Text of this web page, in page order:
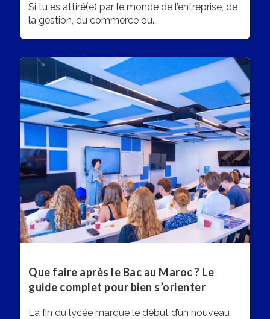
Si tu es attiré(e) par le monde de l’entreprise, de
la gestion, du commerce ou...
Que faire après le Bac au Maroc ? Le
guide complet pour bien s’orienter
La fin du lycée marque le début d’un nouveau